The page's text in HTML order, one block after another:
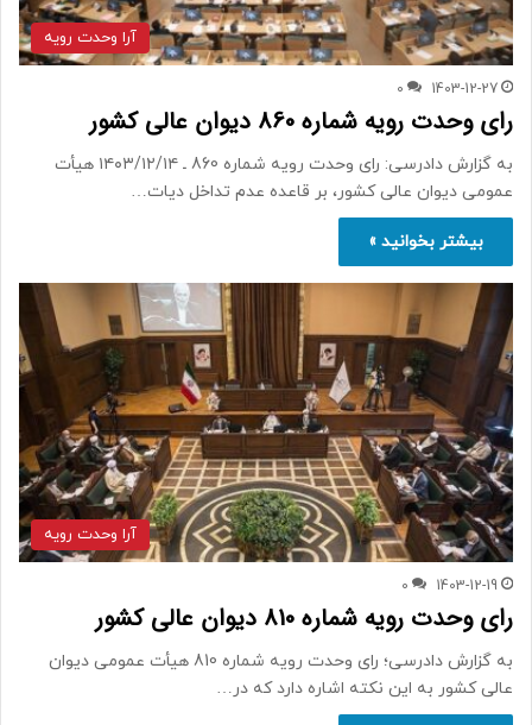
آرا وحدت رویه
1403-12-27
0
رای وحدت رویه شماره 860 دیوان عالی کشور
به گزارش دادرسی: رای وحدت رویه شماره 860 ـ ۱۴۰۳/۱۲/۱۴ هیأت
عمومی دیوان عالی کشور، بر قاعده عدم تداخل دیات…
بیشتر بخوانید »
آرا وحدت رویه
1403-12-19
0
رای وحدت رویه شماره 810 دیوان عالی کشور
به گزارش دادرسی؛ رای وحدت رویه شماره 810 هیأت عمومی دیوان
عالی کشور به این نکته اشاره دارد که در…